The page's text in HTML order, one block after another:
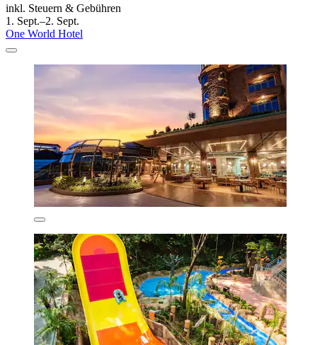
inkl. Steuern & Gebühren
1. Sept.–2. Sept.
One World Hotel